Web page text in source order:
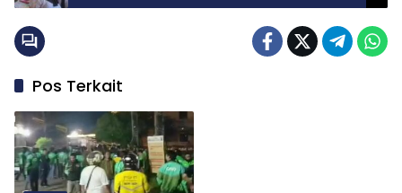
Pos Terkait